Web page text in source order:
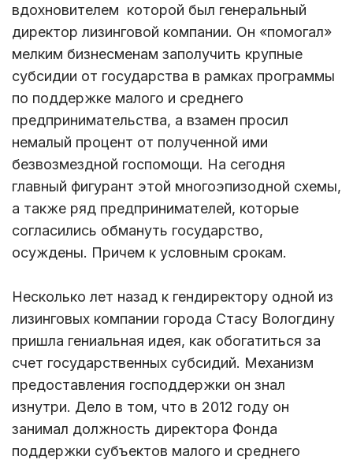
вдохновителем которой был генеральный
директор лизинговой компании. Он «помогал»
мелким бизнесменам заполучить крупные
субсидии от государства в рамках программы
по поддержке малого и среднего
предпринимательства, а взамен просил
немалый процент от полученной ими
безвозмездной госпомощи. На сегодня
главный фигурант этой многоэпизодной схемы,
а также ряд предпринимателей, которые
согласились обмануть государство,
осуждены. Причем к условным срокам.
Несколько лет назад к гендиректору одной из
лизинговых компании города Стасу Вологдину
пришла гениальная идея, как обогатиться за
счет государственных субсидий. Механизм
предоставления господдержки он знал
изнутри. Дело в том, что в 2012 году он
занимал должность директора Фонда
поддержки субъектов малого и среднего